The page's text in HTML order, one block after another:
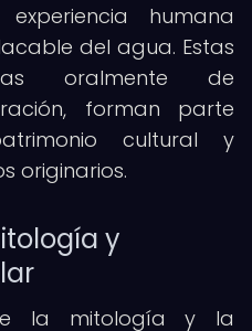
humana
del agua. Estas
oralmente de
forman parte
cultural y
originarios.
y
la mitología y la